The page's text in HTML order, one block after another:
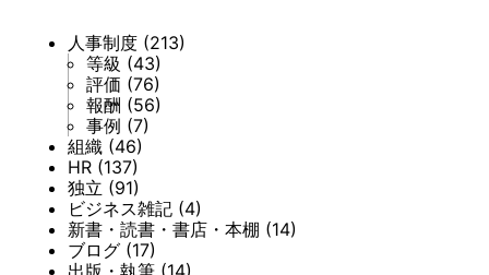
人事制度 (213)
等級 (43)
評価 (76)
報酬 (56)
事例 (7)
組織 (46)
HR (137)
独立 (91)
ビジネス雑記 (4)
新書・読書・書店・本棚 (14)
ブログ (17)